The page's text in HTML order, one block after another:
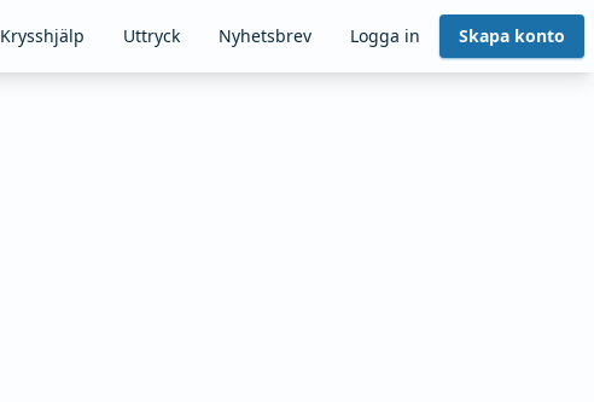
Krysshjälp Uttryck Nyhetsbrev Logga in Skapa konto